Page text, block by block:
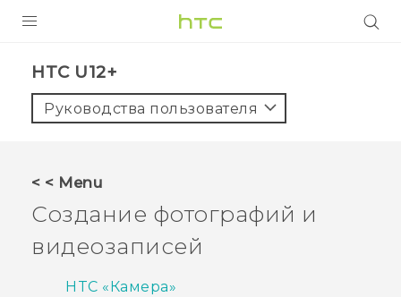
5G
VIVERSE
ПОДДЕРЖКА
HTC U12+‎
Руководства пользователя
< < Menu
Создание фотографий и
видеозаписей
HTC «Камера»